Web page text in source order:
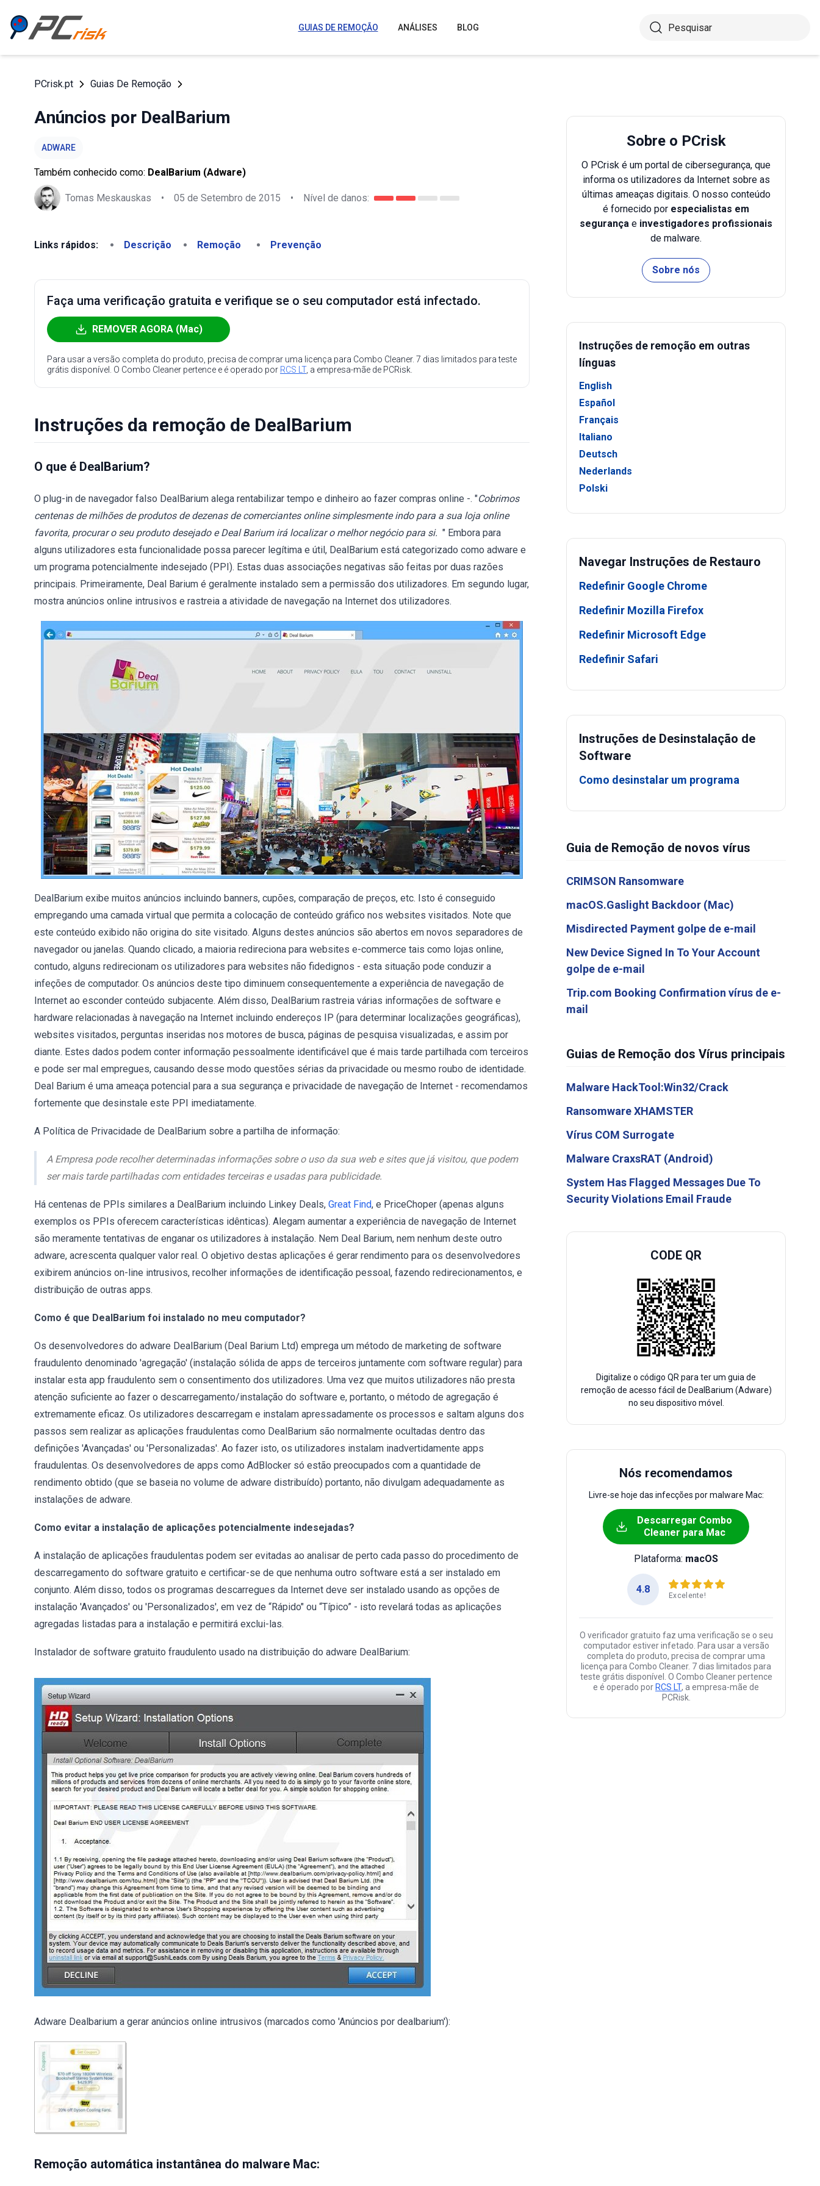
GUIAS DE REMOÇÃO ANÁLISES BLOG
PCrisk.pt Guias De Remoção
Anúncios por DealBarium
ADWARE
Também conhecido como: DealBarium (Adware)
Tomas Meskauskas • 05 de Setembro de 2015 • Nível de danos:
Links rápidos: Descrição Remoção Prevenção
Faça uma verificação gratuita e verifique se o seu computador está infectado.
REMOVER AGORA (Mac)
Para usar a versão completa do produto, precisa de comprar uma licença para Combo Cleaner. 7 dias limitados para teste
grátis disponível. O Combo Cleaner pertence e é operado por RCS LT, a empresa-mãe de PCRisk.
Instruções da remoção de DealBarium
O que é DealBarium?
O plug-in de navegador falso DealBarium alega rentabilizar tempo e dinheiro ao fazer compras online -. "Cobrimos
centenas de milhões de produtos de dezenas de comerciantes online simplesmente indo para a sua loja online
favorita, procurar o seu produto desejado e Deal Barium irá localizar o melhor negócio para si. " Embora para
alguns utilizadores esta funcionalidade possa parecer legítima e útil, DealBarium está categorizado como adware e
um programa potencialmente indesejado (PPI). Estas duas associações negativas são feitas por duas razões
principais. Primeiramente, Deal Barium é geralmente instalado sem a permissão dos utilizadores. Em segundo lugar,
mostra anúncios online intrusivos e rastreia a atividade de navegação na Internet dos utilizadores.
DealBarium exibe muitos anúncios incluindo banners, cupões, comparação de preços, etc. Isto é conseguido
empregando uma camada virtual que permita a colocação de conteúdo gráfico nos websites visitados. Note que
este conteúdo exibido não origina do site visitado. Alguns destes anúncios são abertos em novos separadores de
navegador ou janelas. Quando clicado, a maioria redireciona para websites e-commerce tais como lojas online,
contudo, alguns redirecionam os utilizadores para websites não fidedignos - esta situação pode conduzir a
infeções de computador. Os anúncios deste tipo diminuem consequentemente a experiência de navegação de
Internet ao esconder conteúdo subjacente. Além disso, DealBarium rastreia várias informações de software e
hardware relacionadas à navegação na Internet incluindo endereços IP (para determinar localizações geográficas),
websites visitados, perguntas inseridas nos motores de busca, páginas de pesquisa visualizadas, e assim por
diante. Estes dados podem conter informação pessoalmente identificável que é mais tarde partilhada com terceiros
e pode ser mal empregues, causando desse modo questões sérias da privacidade ou mesmo roubo de identidade.
Deal Barium é uma ameaça potencial para a sua segurança e privacidade de navegação de Internet - recomendamos
fortemente que desinstale este PPI imediatamente.
A Política de Privacidade de DealBarium sobre a partilha de informação:
A Empresa pode recolher determinadas informações sobre o uso da sua web e sites que já visitou, que podem
ser mais tarde partilhadas com entidades terceiras e usadas para publicidade.
Há centenas de PPIs similares a DealBarium incluindo Linkey Deals, Great Find, e PriceChoper (apenas alguns
exemplos os PPIs oferecem características idênticas). Alegam aumentar a experiência de navegação de Internet
são meramente tentativas de enganar os utilizadores à instalação. Nem Deal Barium, nem nenhum deste outro
adware, acrescenta qualquer valor real. O objetivo destas aplicações é gerar rendimento para os desenvolvedores
exibirem anúncios on-line intrusivos, recolher informações de identificação pessoal, fazendo redirecionamentos, e
distribuição de outras apps.
Como é que DealBarium foi instalado no meu computador?
Os desenvolvedores do adware DealBarium (Deal Barium Ltd) emprega um método de marketing de software
fraudulento denominado 'agregação' (instalação sólida de apps de terceiros juntamente com software regular) para
instalar esta app fraudulento sem o consentimento dos utilizadores. Uma vez que muitos utilizadores não presta
atenção suficiente ao fazer o descarregamento/instalação do software e, portanto, o método de agregação é
extremamente eficaz. Os utilizadores descarregam e instalam apressadamente os processos e saltam alguns dos
passos sem realizar as aplicações fraudulentas como DealBarium são normalmente ocultadas dentro das
definições 'Avançadas' ou 'Personalizadas'. Ao fazer isto, os utilizadores instalam inadvertidamente apps
fraudulentas. Os desenvolvedores de apps como AdBlocker só estão preocupados com a quantidade de
rendimento obtido (que se baseia no volume de adware distribuído) portanto, não divulgam adequadamente as
instalações de adware.
Como evitar a instalação de aplicações potencialmente indesejadas?
A instalação de aplicações fraudulentas podem ser evitadas ao analisar de perto cada passo do procedimento de
descarregamento do software gratuito e certificar-se de que nenhuma outro software está a ser instalado em
conjunto. Além disso, todos os programas descarregues da Internet deve ser instalado usando as opções de
instalação 'Avançados' ou 'Personalizados', em vez de “Rápido" ou “Típico” - isto revelará todas as aplicações
agregadas listadas para a instalação e permitirá exclui-las.
Instalador de software gratuito fraudulento usado na distribuição do adware DealBarium:
Adware Dealbarium a gerar anúncios online intrusivos (marcados como 'Anúncios por dealbarium'):
Remoção automática instantânea do malware Mac:
Sobre o PCrisk
O PCrisk é um portal de cibersegurança, que
informa os utilizadores da Internet sobre as
últimas ameaças digitais. O nosso conteúdo
é fornecido por especialistas em
segurança e investigadores profissionais
de malware.
Sobre nós
Instruções de remoção em outras
línguas
English
Español
Français
Italiano
Deutsch
Nederlands
Polski
Navegar Instruções de Restauro
Redefinir Google Chrome
Redefinir Mozilla Firefox
Redefinir Microsoft Edge
Redefinir Safari
Instruções de Desinstalação de
Software
Como desinstalar um programa
Guia de Remoção de novos vírus
CRIMSON Ransomware
macOS.Gaslight Backdoor (Mac)
Misdirected Payment golpe de e-mail
New Device Signed In To Your Account
golpe de e-mail
Trip.com Booking Confirmation vírus de e-
mail
Guias de Remoção dos Vírus principais
Malware HackTool:Win32/Crack
Ransomware XHAMSTER
Vírus COM Surrogate
Malware CraxsRAT (Android)
System Has Flagged Messages Due To
Security Violations Email Fraude
CODE QR
Digitalize o código QR para ter um guia de
remoção de acesso fácil de DealBarium (Adware)
no seu dispositivo móvel.
Nós recomendamos
Livre-se hoje das infecções por malware Mac:
Descarregar Combo
Cleaner para Mac
Plataforma: macOS
4.8
Excelente!
O verificador gratuito faz uma verificação se o seu
computador estiver infetado. Para usar a versão
completa do produto, precisa de comprar uma
licença para Combo Cleaner. 7 dias limitados para
teste grátis disponível. O Combo Cleaner pertence
e é operado por RCS LT, a empresa-mãe de
PCRisk.